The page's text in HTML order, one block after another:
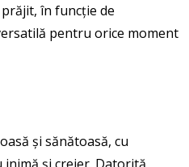
în funcție de
pentru orice moment
și sănătoasă, cu